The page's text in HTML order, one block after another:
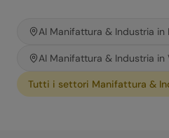
AI Manifattura & Industria in
AI Manifattura & Industria in
Tutti i settori Manifattura &